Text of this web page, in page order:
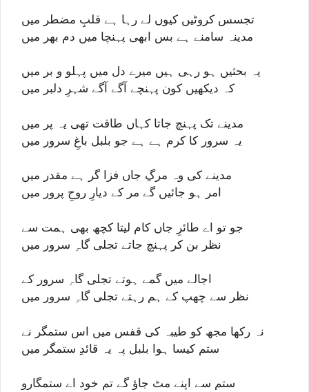
تجسس کروٹیں کیوں لے رہا ہے قلبِ مضطر میں
مدینہ سامنے ہے بس ابھی پہنچا میں دم بھر میں
یہ بحثیں ہو رہی ہیں میرے دل میں پہلو و بر میں
کہ دیکھیں کون پہنچے آگے آگے شہرِ دلبر میں
مدینے تک پہنچ جاتا کہاں طاقت تھی یہ پر میں
یہ سرور کا کرم ہے ہے جو بلبل باغِ سرور میں
مدینے کی وہ مرگِ جاں فزا گر ہے مقدر میں
امر ہو جائیں گے مر کے دیارِ روحِ پرور میں
جو تو اے طائرِ جاں کام لیتا کچھ بھی ہمت سے
نظر بن کر پہنچ جاتے تجلی گاہِ سرور میں
اجالے میں گمے ہوتے تجلی گاہِ سرور کے
نظر سے چھپ کے ہم رہتے تجلی گاہِ سرور میں
نہ رکھا مجھ کو طیبہ کی قفس میں اس ستمگر نے
ستم کیسا ہوا بلبل پہ یہ قائدِ ستمگر میں
ستم سے اپنے مٹ جاؤ گے تم خود اے ستمگارو